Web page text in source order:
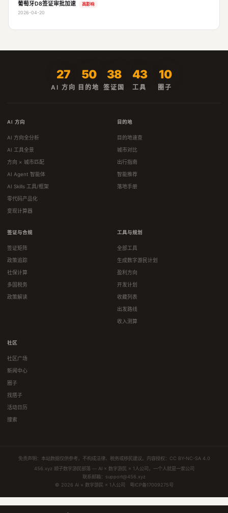
葡萄牙D8签证审批加速 高影响
2026-04-20
27
AI 方向
50
目的地
38
签证国
43
工具
10
圈子
AI 方向
AI 方向全分析
AI 工具全景
方向 × 城市匹配
AI Agent 智能体
AI Skills 工具/框架
零代码产品化
变现计算器
目的地
目的地速查
城市对比
出行指南
智能推荐
落地手册
签证与合规
签证矩阵
政策追踪
社保计算
多国税务
政策解读
工具与规划
全部工具
生成数字游民计划
盈利方向
开发计划
收藏列表
出发路线
收入测算
社区
社区广场
新闻中心
圈子
找搭子
活动日历
搜索
免责声明：本站数据仅供参考，不构成法律、税务或移民建议。内容授权： CC BY-NC-SA 4.0
456.xyz 顺子数字游民部落 — AI × 数字游民 × 1人公司，一个人就是一家公司
联系邮箱： support@456.xyz
© 2026 Ai × 数字游民 × 1人公司
粤ICP备17009275号